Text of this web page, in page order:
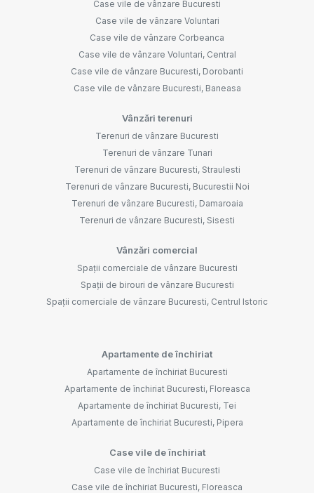
Case vile de vânzare Bucuresti
Case vile de vânzare Voluntari
Case vile de vânzare Corbeanca
Case vile de vânzare Voluntari, Central
Case vile de vânzare Bucuresti, Dorobanti
Case vile de vânzare Bucuresti, Baneasa
Vânzări terenuri
Terenuri de vânzare Bucuresti
Terenuri de vânzare Tunari
Terenuri de vânzare Bucuresti, Straulesti
Terenuri de vânzare Bucuresti, Bucurestii Noi
Terenuri de vânzare Bucuresti, Damaroaia
Terenuri de vânzare Bucuresti, Sisesti
Vânzări comercial
Spații comerciale de vânzare Bucuresti
Spații de birouri de vânzare Bucuresti
Spații comerciale de vânzare Bucuresti, Centrul Istoric
Apartamente de închiriat
Apartamente de închiriat Bucuresti
Apartamente de închiriat Bucuresti, Floreasca
Apartamente de închiriat Bucuresti, Tei
Apartamente de închiriat Bucuresti, Pipera
Case vile de închiriat
Case vile de închiriat Bucuresti
Case vile de închiriat Bucuresti, Floreasca